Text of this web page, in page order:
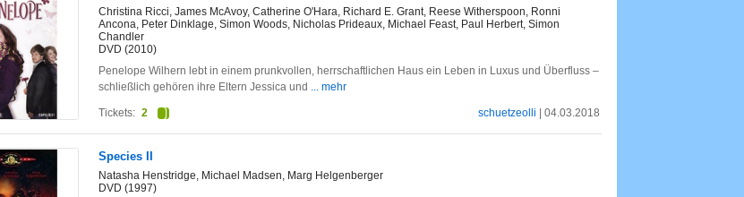
Christina Ricci, James McAvoy, Catherine O'Hara, Richard E. Grant, Reese Witherspoon, Ronni
Ancona, Peter Dinklage, Simon Woods, Nicholas Prideaux, Michael Feast, Paul Herbert, Simon
Chandler
DVD (2010)
Penelope Wilhern lebt in einem prunkvollen, herrschaftlichen Haus ein Leben in Luxus und Überfluss –
schließlich gehören ihre Eltern Jessica und ... mehr
schuetzeolli | 04.03.2018
Tickets: 2
Species II
Natasha Henstridge, Michael Madsen, Marg Helgenberger
DVD (1997)